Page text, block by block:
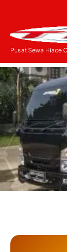
o
c
o
n
t
t
Pusat Sewa Hiace